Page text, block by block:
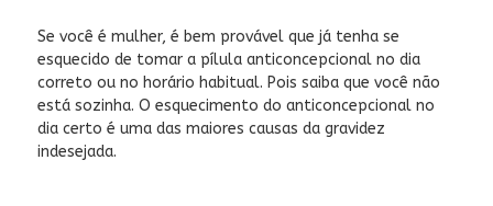
Se você é mulher, é bem provável que já tenha se
esquecido de tomar a pílula anticoncepcional no dia
correto ou no horário habitual. Pois saiba que você não
está sozinha. O esquecimento do anticoncepcional no
dia certo é uma das maiores causas da gravidez
indesejada.